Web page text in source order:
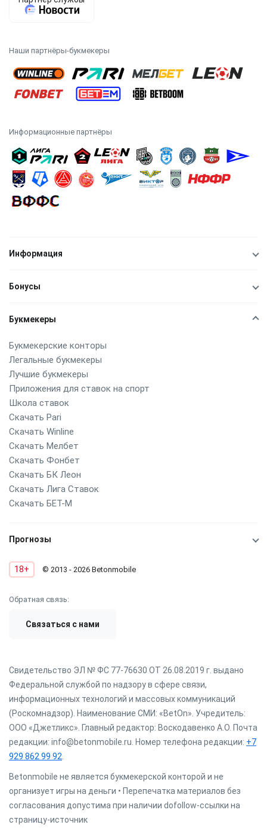
Наши партнёры-букмекеры
Информационные партнёры
Информация
Бонусы
Букмекеры
Букмекерские конторы
Легальные букмекеры
Лучшие букмекеры
Приложения для ставок на спорт
Школа ставок
Скачать Pari
Скачать Winline
Скачать Мелбет
Скачать Фонбет
Скачать БК Леон
Скачать Лига Ставок
Скачать БЕТ-М
Прогнозы
18+ © 2013 - 2026 Betonmobile
Обратная связь:
Связаться с нами
Свидетельство ЭЛ № ФС 77-76630 ОТ 26.08.2019 г. выдано
Федеральной службой по надзору в сфере связи,
информационных технологий и массовых коммуникаций
(Роскомнадзор). Наименование СМИ: «BetOn». Учредитель:
ООО «Джетликс». Главный редактор: Воскодавенко А.О. Почта
редакции: info@betonmobile.ru. Номер телефона редакции: +7
929 862 99 92
Betonmobile не является букмекерской конторой и не
организует игры на деньги • Перепечатка материалов без
согласования допустима при наличии dofollow-ссылки на
страницу-источник